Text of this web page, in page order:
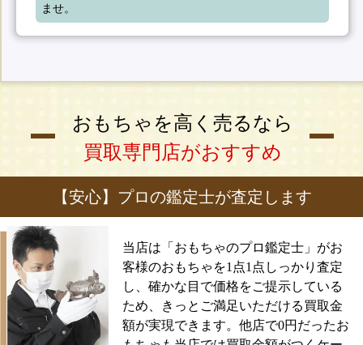
ませ。
おもちゃを高く売るなら
買取専門店がおすすめ
【安心】プロの鑑定士が査定します
当店は「おもちゃのプロ鑑定士」がお
客様のおもちゃを1点1点しっかり査定
し、確かな目で価格をご提示している
ため、きっとご満足いただける買取金
額が実現できます。他店で0円だったお